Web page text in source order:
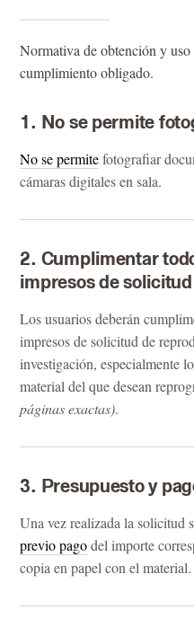
Normativa de obtención y
cumplimiento obligado.
1. No se permite
No se permitefotografiar
cámaras digitales en sala.
2. Cumplimentar
impresos de solicitud
Los usuarios deberán
impresos de solicitud de
investigación, especialmente
material del que desean
páginas exactas).
3. Presupuesto y
Una vez realizada la solicitud
previo pagodel importe
copia en papel con el material.